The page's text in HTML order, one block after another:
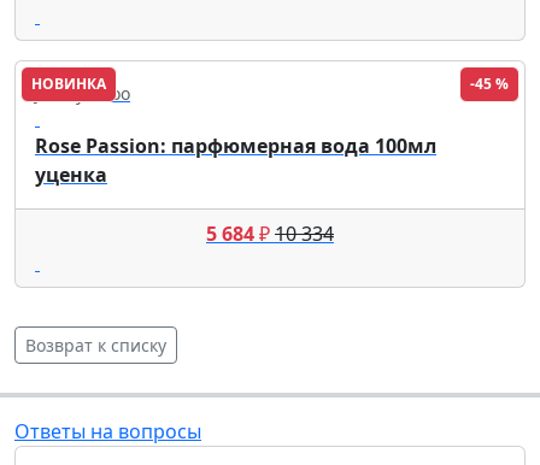
НОВИНКА -45 %
Jimmy Choo
Rose Passion: парфюмерная вода 100мл
уценка
5 684₽10 334
Возврат к списку
Ответы на вопросы